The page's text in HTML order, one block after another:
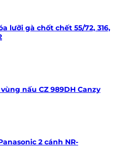
lưỡi gà chốt chết 55/72, 316,
nấu CZ 989DH Canzy
2 cánh NR-